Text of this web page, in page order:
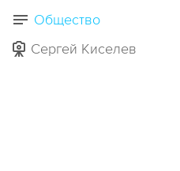
Общество
Сергей Киселев